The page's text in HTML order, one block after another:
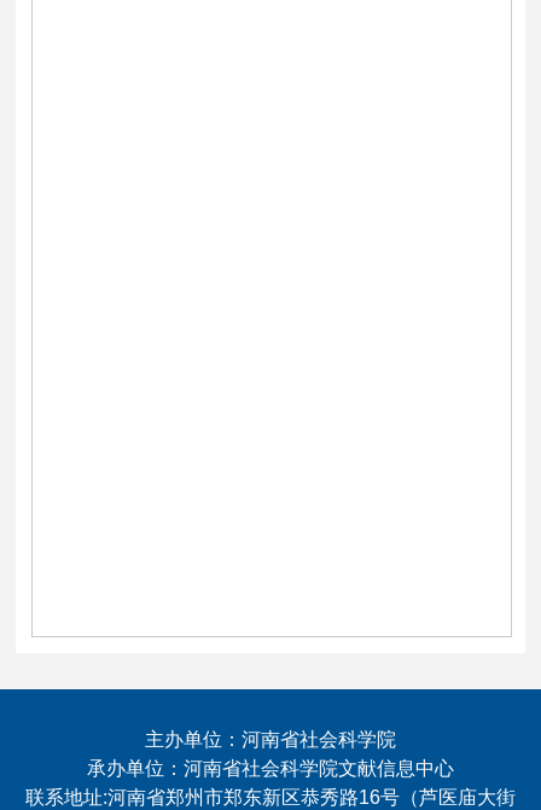
主办单位：河南省社会科学院
承办单位：河南省社会科学院文献信息中心
联系地址:河南省郑州市郑东新区恭秀路16号（芦医庙大街